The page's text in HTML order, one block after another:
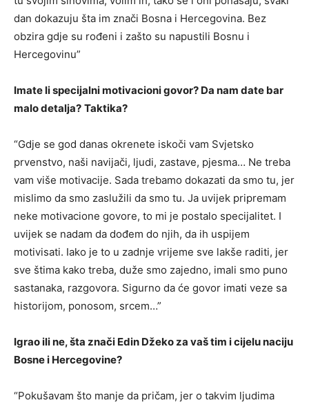
dan dokazuju šta im znači Bosna i Hercegovina. Bez
obzira gdje su rođeni i zašto su napustili Bosnu i
Hercegovinu”
Imate li specijalni motivacioni govor? Da nam date bar
malo detalja? Taktika?
“Gdje se god danas okrenete iskoči vam Svjetsko
prvenstvo, naši navijači, ljudi, zastave, pjesma… Ne treba
vam više motivacije. Sada trebamo dokazati da smo tu, jer
mislimo da smo zaslužili da smo tu. Ja uvijek pripremam
neke motivacione govore, to mi je postalo specijalitet. I
uvijek se nadam da dođem do njih, da ih uspijem
motivisati. Iako je to u zadnje vrijeme sve lakše raditi, jer
sve štima kako treba, duže smo zajedno, imali smo puno
sastanaka, razgovora. Sigurno da će govor imati veze sa
historijom, ponosom, srcem…”
Igrao ili ne, šta znači Edin Džeko za vaš tim i cijelu naciju
Bosne i Hercegovine?
“Pokušavam što manje da pričam, jer o takvim ljudima